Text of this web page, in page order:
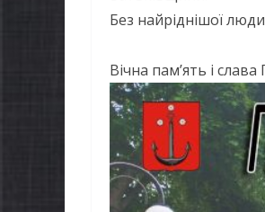
Без найріднішої
Вічна пам’ять і слава